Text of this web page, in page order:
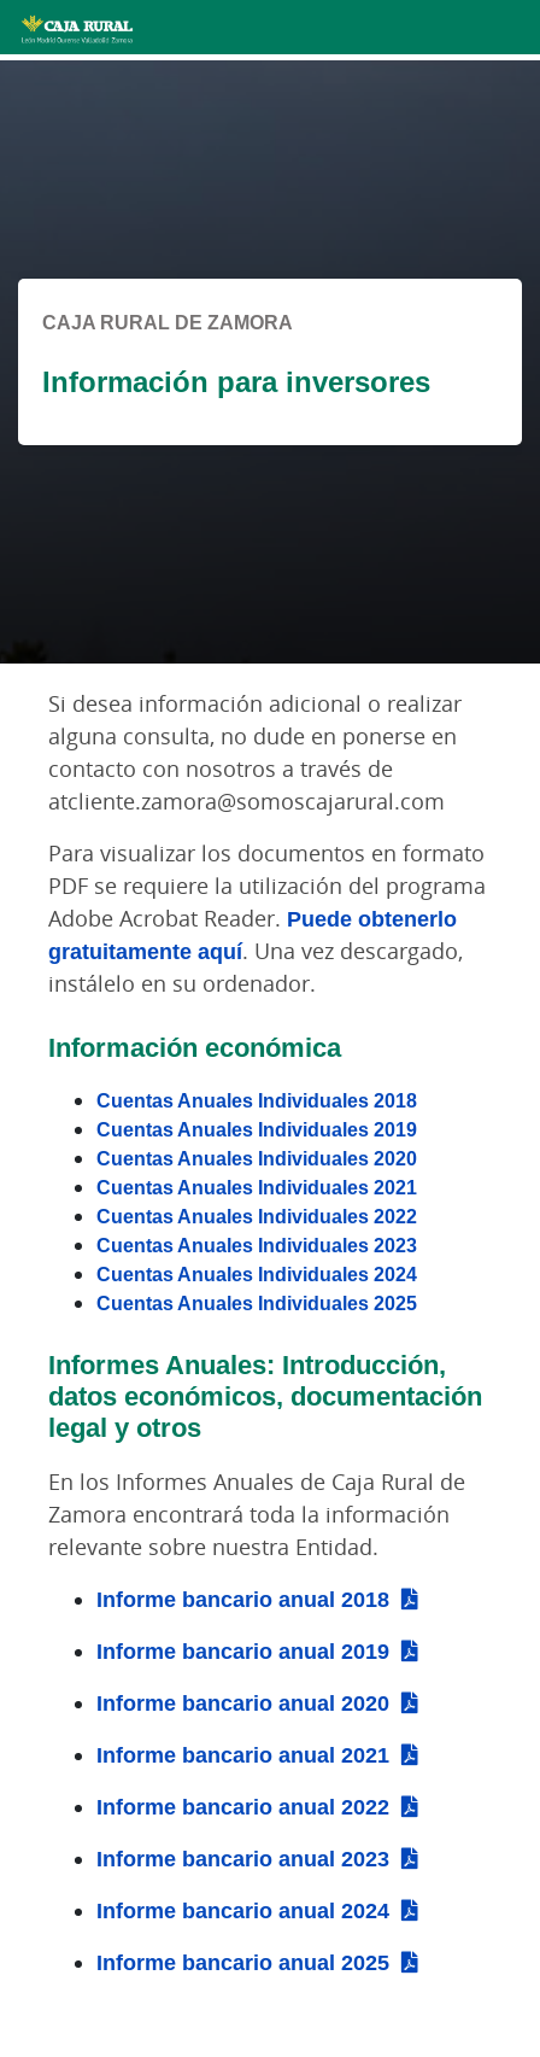
CAJA RURAL DE ZAMORA
Información para inversores
Si desea información adicional o realizar
alguna consulta, no dude en ponerse en
contacto con nosotros a través de
atcliente.zamora@somoscajarural.com
Para visualizar los documentos en formato
PDF se requiere la utilización del programa
Adobe Acrobat Reader. Puede obtenerlo
gratuitamente aquí. Una vez descargado,
instálelo en su ordenador.
Información económica
Cuentas Anuales Individuales 2018
Cuentas Anuales Individuales 2019
Cuentas Anuales Individuales 2020
Cuentas Anuales Individuales 2021
Cuentas Anuales Individuales 2022
Cuentas Anuales Individuales 2023
Cuentas Anuales Individuales 2024
Cuentas Anuales Individuales 2025
Informes Anuales: Introducción,
datos económicos, documentación
legal y otros
En los Informes Anuales de Caja Rural de
Zamora encontrará toda la información
relevante sobre nuestra Entidad.
Informe bancario anual 2018
Informe bancario anual 2019
Informe bancario anual 2020
Informe bancario anual 2021
Informe bancario anual 2022
Informe bancario anual 2023
Informe bancario anual 2024
Informe bancario anual 2025